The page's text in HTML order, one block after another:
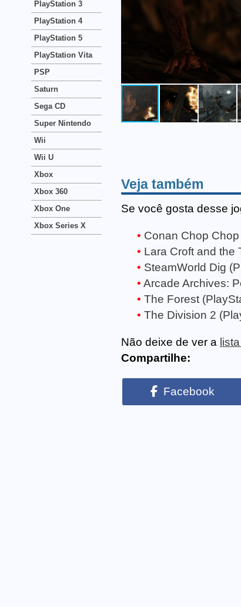
Veja também
Se você gosta desse
Conan Chop
Lara Croft and the
SteamWorld Dig
Arcade Archives:
The Forest
The Division 2
Não deixe de ver a
Compartilhe:
Facebook
PlayStation 3
PlayStation 4
PlayStation 5
PlayStation Vita
PSP
Saturn
Sega CD
Super Nintendo
Wii
Wii U
Xbox
Xbox 360
Xbox One
Xbox Series X